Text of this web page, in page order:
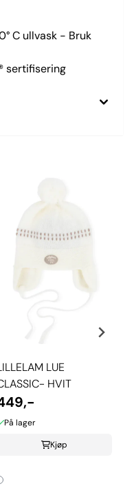
C ullvask - Bruk
sertifisering
LUE
HVIT
På lager
Kjøp